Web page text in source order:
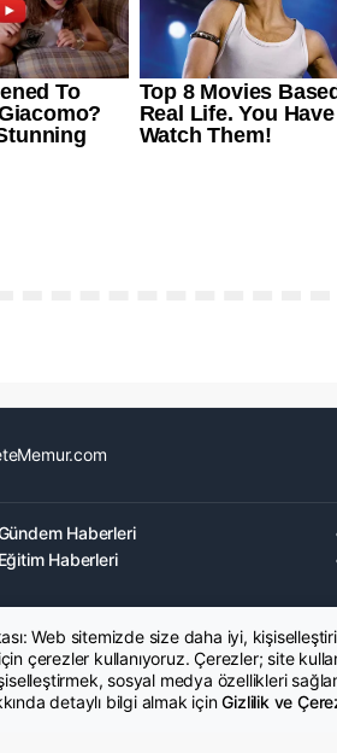
Haberleri
Haberleri
Web sitemizde size daha iyi,
çerezler kullanıyoruz. Çerezler; site
sosyal medya özellikleri
detaylı bilgi almak içinGizlilik ve